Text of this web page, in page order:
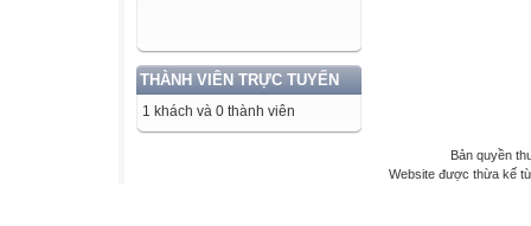
THÀNH VIÊN TRỰC TUYẾN
1 khách và 0 thành viên
Bản quyền
Website được thừa kế